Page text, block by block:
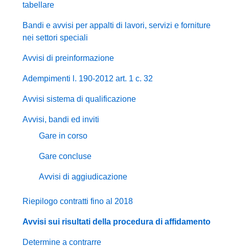
tabellare
Bandi e avvisi per appalti di lavori, servizi e forniture
nei settori speciali
Avvisi di preinformazione
Adempimenti l. 190-2012 art. 1 c. 32
Avvisi sistema di qualificazione
Avvisi, bandi ed inviti
Gare in corso
Gare concluse
Avvisi di aggiudicazione
Riepilogo contratti fino al 2018
Avvisi sui risultati della procedura di affidamento
Determine a contrarre